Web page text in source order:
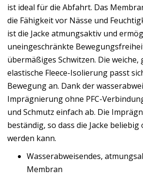
ist ideal für die Abfahrt. Das
die Fähigkeit vor Nässe und
ist die Jacke atmungsaktiv und
uneingeschränkte
übermäßiges Schwitzen. Die weiche,
elastische Fleece-Isolierung passt
Bewegung an. Dank der
Imprägnierung ohne PFC-
und Schmutz einfach ab. Die
beständig, so dass die Jacke
werden kann.
Wasserabweisendes,
Membran